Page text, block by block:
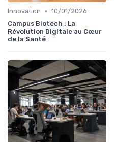
Innovation • 10/01/2026
Campus Biotech : La
Révolution Digitale au Cœur
de la Santé